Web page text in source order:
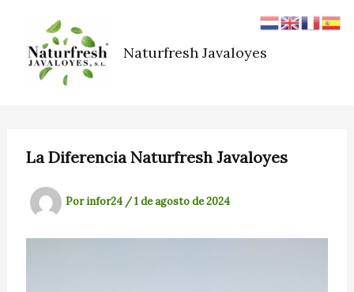
contenido
Naturfresh Javaloyes
La Diferencia Naturfresh Javaloyes
Porinfor24 /1 de agosto de 2024